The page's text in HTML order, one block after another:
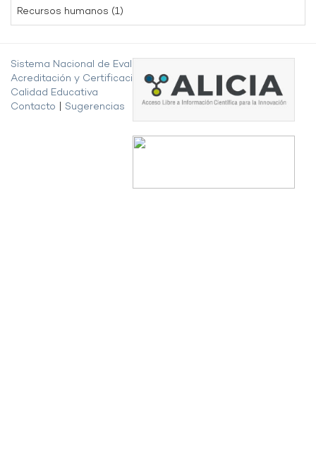
Recursos humanos (1)
Sistema Nacional de Evaluación,
Acreditación y Certificación de la
Calidad Educativa
Contacto
Sugerencias